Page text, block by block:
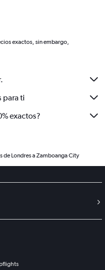
exactos, sin embargo,
para ti
exactos?
de Londres a Zamboanga City